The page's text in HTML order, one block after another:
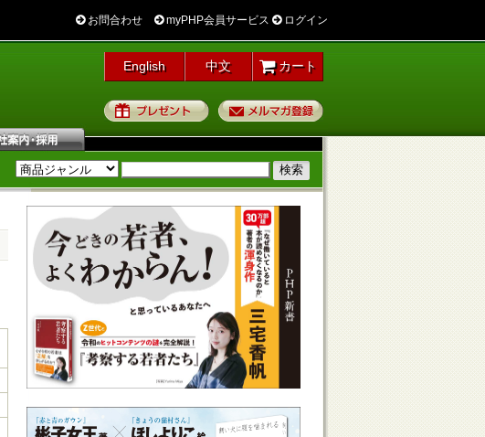
お問合わせ myPHP会員サービス ログイン
English 中文 カート
プレゼント